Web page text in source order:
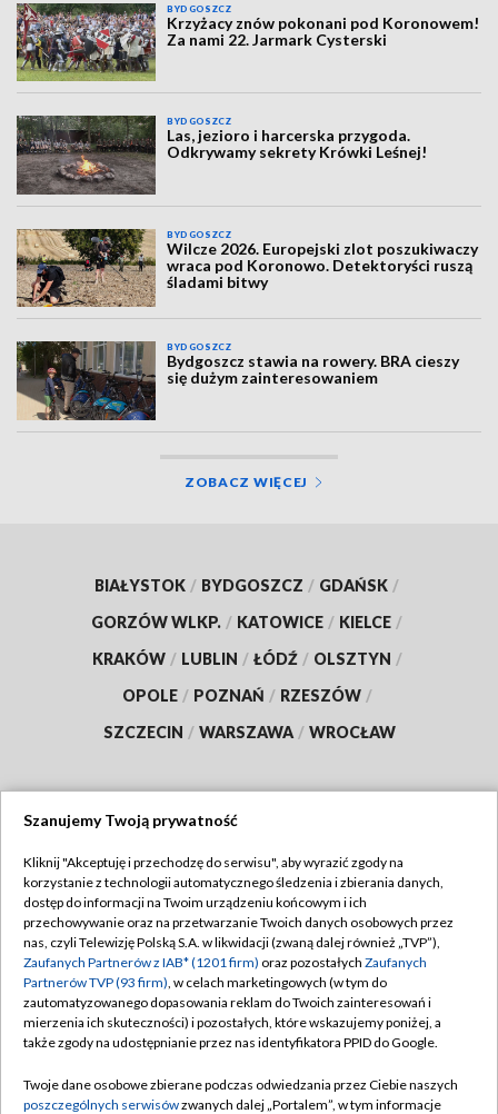
BYDGOSZCZ
Krzyżacy znów pokonani pod Koronowem!
Za nami 22. Jarmark Cysterski
BYDGOSZCZ
Las, jezioro i harcerska przygoda.
Odkrywamy sekrety Krówki Leśnej!
BYDGOSZCZ
Wilcze 2026. Europejski zlot poszukiwaczy
wraca pod Koronowo. Detektoryści ruszą
śladami bitwy
BYDGOSZCZ
Bydgoszcz stawia na rowery. BRA cieszy
się dużym zainteresowaniem
ZOBACZ WIĘCEJ
BIAŁYSTOK / BYDGOSZCZ / GDAŃSK /
GORZÓW WLKP. / KATOWICE / KIELCE /
KRAKÓW / LUBLIN / ŁÓDŹ / OLSZTYN /
OPOLE / POZNAŃ / RZESZÓW /
SZCZECIN / WARSZAWA / WROCŁAW
TVP
Abonament TVP
Emisja w TVP
Centrum informacji TVP
Naziemna Telewizja Cyfrowa
Rada Programowa
Regulamin TVP
Polityka prywatności
Moje zgody
Pomoc
Kontakt
Szanujemy Twoją prywatność
Kliknij "Akceptuję i przechodzę do serwisu", aby wyrazić zgody na
korzystanie z technologii automatycznego śledzenia i zbierania danych,
dostęp do informacji na Twoim urządzeniu końcowym i ich
przechowywanie oraz na przetwarzanie Twoich danych osobowych przez
nas, czyli Telewizję Polską S.A. w likwidacji (zwaną dalej również „TVP”),
Zaufanych Partnerów z IAB* (1201 firm) oraz pozostałych Zaufanych
Partnerów TVP (93 firm), w celach marketingowych (w tym do
zautomatyzowanego dopasowania reklam do Twoich zainteresowań i
mierzenia ich skuteczności) i pozostałych, które wskazujemy poniżej, a
także zgody na udostępnianie przez nas identyfikatora PPID do Google.
Twoje dane osobowe zbierane podczas odwiedzania przez Ciebie naszych
poszczególnych serwisówzwanych dalej „Portalem”, w tym informacje